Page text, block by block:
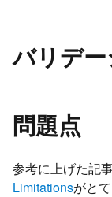
バリデ
問題点
参考に上げた記
Limitationsがと